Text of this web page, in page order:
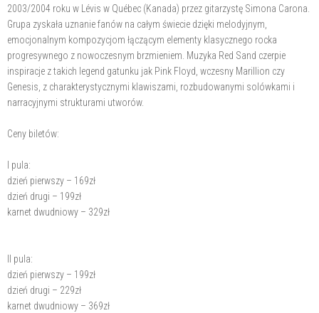
2003/2004 roku w Lévis w Québec (Kanada) przez gitarzystę Simona Carona.
Grupa zyskała uznanie fanów na całym świecie dzięki melodyjnym,
emocjonalnym kompozycjom łączącym elementy klasycznego rocka
progresywnego z nowoczesnym brzmieniem. Muzyka Red Sand czerpie
inspiracje z takich legend gatunku jak Pink Floyd, wczesny Marillion czy
Genesis, z charakterystycznymi klawiszami, rozbudowanymi solówkami i
narracyjnymi strukturami utworów.
Ceny biletów:
I pula:
dzień pierwszy – 169zł
dzień drugi – 199zł
karnet dwudniowy – 329zł
II pula:
dzień pierwszy – 199zł
dzień drugi – 229zł
karnet dwudniowy – 369zł